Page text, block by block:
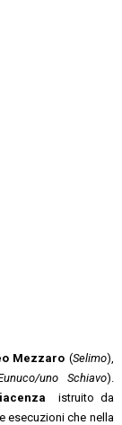
Mezzaro (Selimo),
uno Schiavo).
istruito da
esecuzioni che nella